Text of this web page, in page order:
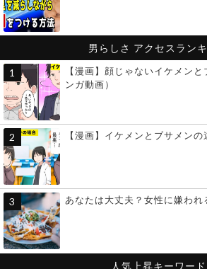
男らしさ アクセスラン
【漫画】顔じゃないイケメン
ンガ動画）
【漫画】イケメンとブサメンの
あなたは大丈夫？女性に嫌わ
人気上昇キーワード